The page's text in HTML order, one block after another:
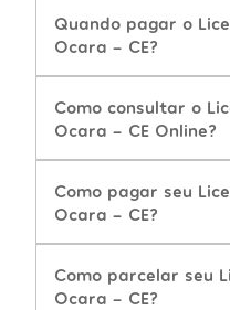
Quando pagar o
Ocara - CE?
Como consultar o
Ocara - CE Online?
Como pagar seu
Ocara - CE?
Como parcelar seu
Ocara - CE?